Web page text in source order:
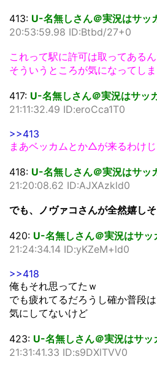
413: U-名無しさん＠実況はサッ
20:53:59.98 ID:Btbd/27+0
これって駅に許可は取ってある
そういうところが気になってし
417: U-名無しさん＠実況はサッ
21:11:32.49 ID:eroCca1T0
>>413
まあベッカムとか△が来るわけじ
418: U-名無しさん＠実況はサッ
21:20:08.62 ID:AJXAzkld0
でも、ノヴァコさんが全然嬉し
420: U-名無しさん＠実況はサッ
21:24:34.14 ID:yKZeM+ld0
>>418
俺もそれ思ってたｗ
でも疲れてるだろうし確か普段
気にしてないけど
423: U-名無しさん＠実況はサッ
21:31:41.33 ID:s9DXlTVV0